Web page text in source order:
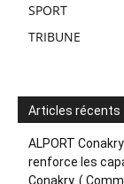
SPORT
TRIBUNE
Articles récents
ALPORT
renforce les
Conakry. (